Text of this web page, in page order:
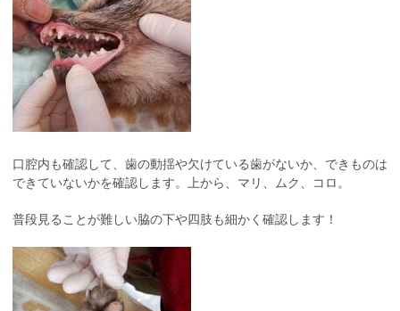
口腔内も確認して、歯の動揺や欠けている歯がないか、できものは
できていないかを確認します。上から、マリ、ムク、コロ。
普段見ることが難しい脇の下や四肢も細かく確認します！